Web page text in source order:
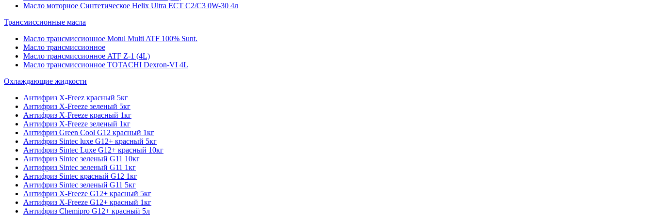
Масло моторное Синтетическое Helix Ultra ECT C2/C3 0W-30 4л
Трансмиссионные масла
Масло трансмиссионное Motul Multi ATF 100% Sunt.
Масло трансмиссионное
Масло трансмиссионное ATF Z-1 (4L)
Масло трансмиссионное TOTACHI Dexron-VI 4L
Охлаждающие жидкости
Антифриз X-Freez красный 5кг
Антифриз X-Freeze зеленый 5кг
Антифриз X-Freeze красный 1кг
Антифриз X-Freeze зеленый 1кг
Антифриз Green Cool G12 красный 1кг
Антифриз Sintec luxe G12+ красный 5кг
Антифриз Sintec Luxe G12+ красный 10кг
Антифриз Sintec зеленый G11 10кг
Антифриз Sintec зеленый G11 1кг
Антифриз Sintec красный G12 1кг
Антифриз Sintec зеленый G11 5кг
Антифриз X-Freeze G12+ красный 5кг
Антифриз X-Freeze G12+ красный 1кг
Антифриз Chemipro G12+ красный 5л